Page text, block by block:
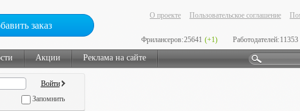
заказ
О проекте Пользовательское соглашение
Фрилансеров:25641 (+1) Работодателей:11353
Акции Реклама на сайте
Запомнить